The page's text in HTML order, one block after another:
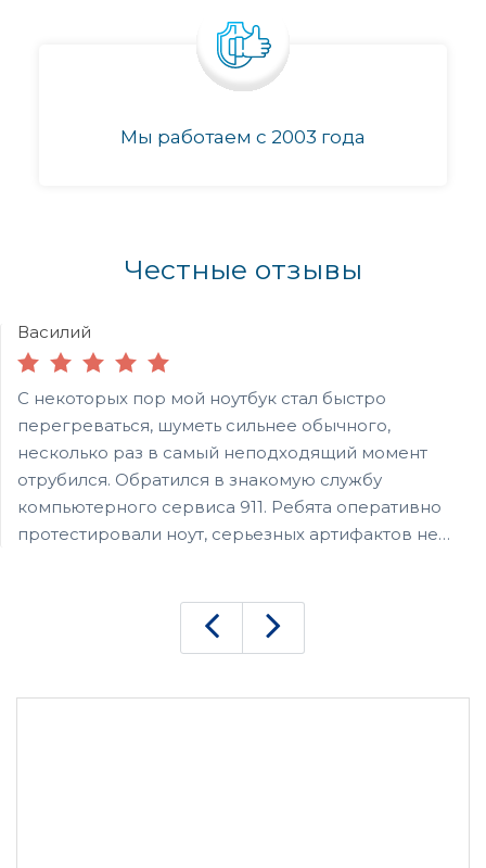
Мы работаем с 2003 года
Честные отзывы
Василий
С некоторых пор мой ноутбук стал быстро
перегреваться, шуметь сильнее обычного,
несколько раз в самый неподходящий момент
отрубился. Обратился в знакомую службу
компьютерного сервиса 911. Ребята оперативно
протестировали ноут, серьезных артифактов не
ПО. Ноут стал работать как новый. Все это за 2 часа
и 1500 рублей. Спасибо, через год опять отнесу,